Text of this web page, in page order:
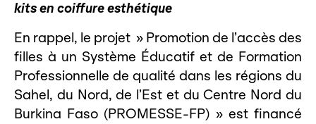
kits en coiffure esthétique
En rappel, le projet » Promotion de l’accès des
filles à un Système Éducatif et de Formation
Professionnelle de qualité dans les régions du
Sahel, du Nord, de l’Est et du Centre Nord du
Burkina Faso (PROMESSE-FP) » est financé